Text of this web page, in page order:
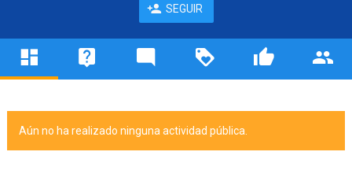
SEGUIR
Aún no ha realizado ninguna actividad pública.